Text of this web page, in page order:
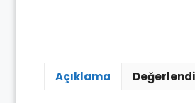
Açıklama